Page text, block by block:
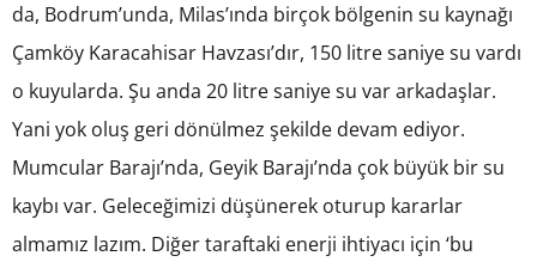
da, Bodrum’unda, Milas’ında birçok bölgenin su kaynağı
Çamköy Karacahisar Havzası’dır, 150 litre saniye su vardı
o kuyularda. Şu anda 20 litre saniye su var arkadaşlar.
Yani yok oluş geri dönülmez şekilde devam ediyor.
Mumcular Barajı’nda, Geyik Barajı’nda çok büyük bir su
kaybı var. Geleceğimizi düşünerek oturup kararlar
almamız lazım. Diğer taraftaki enerji ihtiyacı için ‘bu